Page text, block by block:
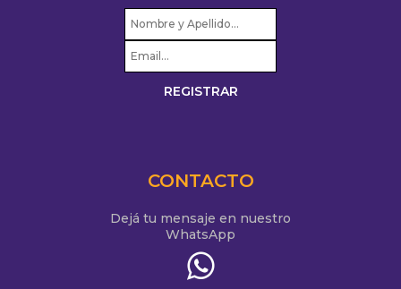
CONTACTO
Dejá tu mensaje en nuestro
WhatsApp